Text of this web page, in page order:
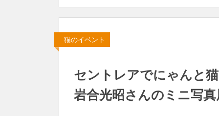
猫のイベント
セントレアでにゃんと
岩合光昭さんのミニ写